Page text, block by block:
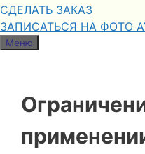
СДЕЛАТЬ ЗАКАЗ
ЗАПИСАТЬСЯ НА ФОТО
Меню